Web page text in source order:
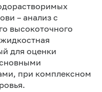
– анализ с
высокоточного
для оценки
при комплексном